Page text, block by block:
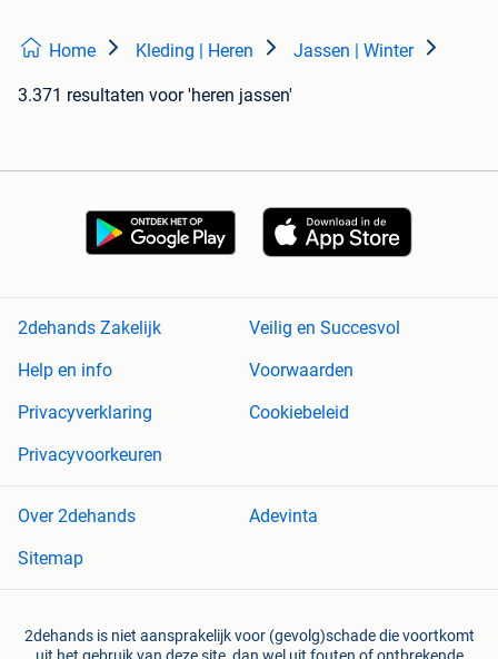
Home Kleding | Heren Jassen | Winter
3.371 resultaten voor 'heren jassen'
2dehands Zakelijk
Veilig en Succesvol
Help en info
Voorwaarden
Privacyverklaring
Cookiebeleid
Privacyvoorkeuren
Over 2dehands
Adevinta
Sitemap
2dehands is niet aansprakelijk voor (gevolg)schade die voortkomt